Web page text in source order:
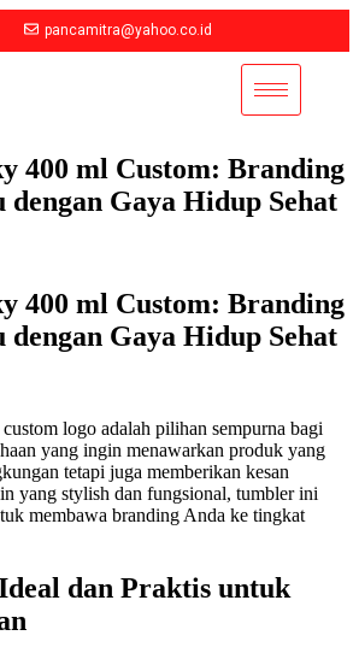
pancamitra@yahoo.co.id
400 ml Custom: Branding
dengan Gaya Hidup Sehat
400 ml Custom: Branding
dengan Gaya Hidup Sehat
logo adalah pilihan sempurna bagi
yang ingin menawarkan produk yang
tetapi juga memberikan kesan
yang stylish dan fungsional, tumbler ini
membawa branding Anda ke tingkat
dan Praktis untuk